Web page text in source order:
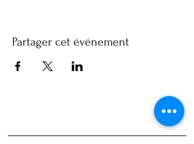
Partager cet événement